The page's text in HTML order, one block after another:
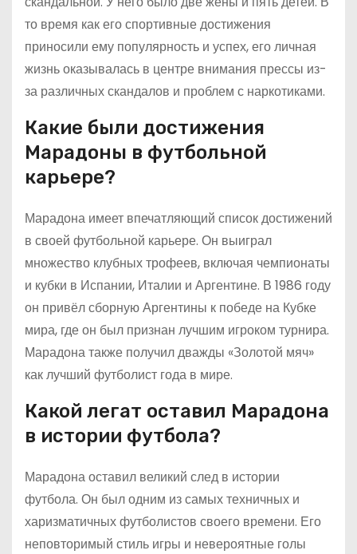
то время как его спортивные достижения
приносили ему популярность и успех, его личная
жизнь оказывалась в центре внимания прессы из-
за различных скандалов и проблем с наркотиками.
Какие были достижения
Марадоны в футбольной
карьере?
Марадона имеет впечатляющий список достижений
в своей футбольной карьере. Он выиграл
множество клубных трофеев, включая чемпионаты
и кубки в Испании, Италии и Аргентине. В 1986 году
он привёл сборную Аргентины к победе на Кубке
мира, где он был признан лучшим игроком турнира.
Марадона также получил дважды «Золотой мяч»
как лучший футболист года в мире.
Какой легат оставил Марадона
в истории футбола?
Марадона оставил великий след в истории
футбола. Он был одним из самых техничных и
харизматичных футболистов своего времени. Его
неповторимый стиль игры и невероятные голы